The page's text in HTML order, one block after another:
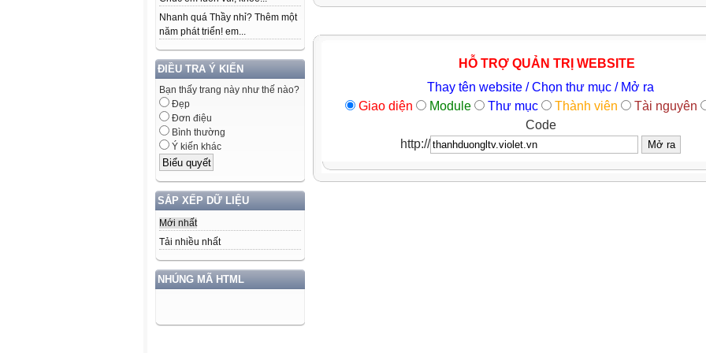
Nhanh quá Thầy nhỉ? Thêm một
năm phát triển! em...
ĐIỀU TRA Ý KIẾN
Bạn thấy trang này như thế nào?
Đẹp
Đơn điệu
Bình thường
Ý kiến khác
SẮP XẾP DỮ LIỆU
Mới nhất
Tải nhiều nhất
NHÚNG MÃ HTML
HỖ TRỢ QUẢN TRỊ WEBSITE
Thay tên website / Chọn thư mục / Mở ra
Giao diện
Module Thư mục Thành viên
Tài nguyên
Code
http://